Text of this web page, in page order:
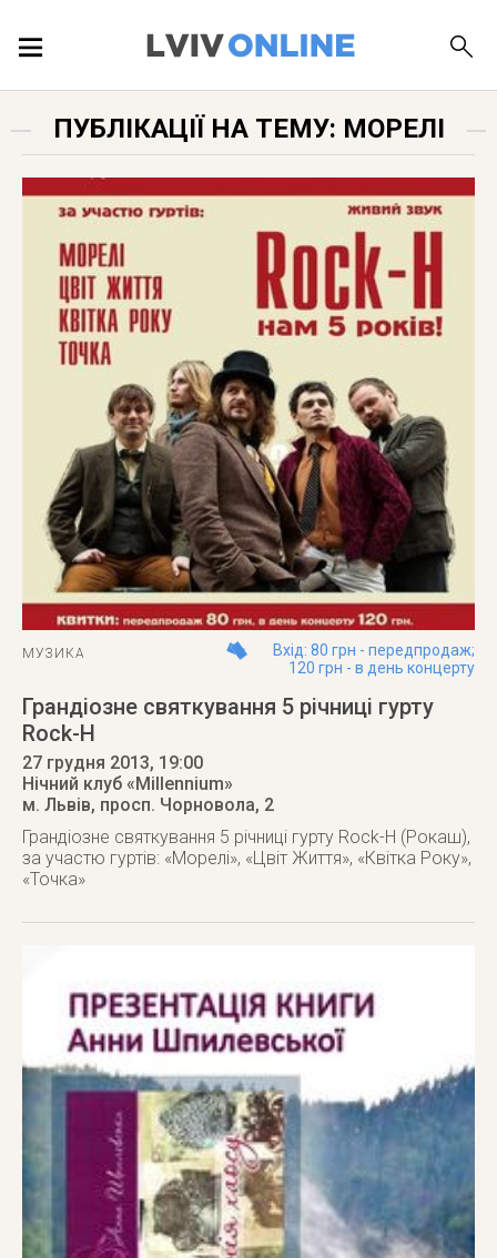
ЛОКАЦІЇ
ПУБЛІКАЦІЇ
ДОВІДКА
ПУБЛІКАЦІЇ НА ТЕМУ: МОРЕЛІ
МУЗИКА
Вхід: 80 грн - передпродаж;
120 грн - в день концерту
Грандіозне святкування 5 річниці гурту
Rock-H
27 грудня 2013, 19:00
Нічний клуб «Millennium»
м. Львів, просп. Чорновола, 2
Грандіозне святкування 5 річниці гурту Rock-H (Рокаш),
за участю гуртів: «Морелі», «Цвіт Життя», «Квітка Року»,
«Точка»